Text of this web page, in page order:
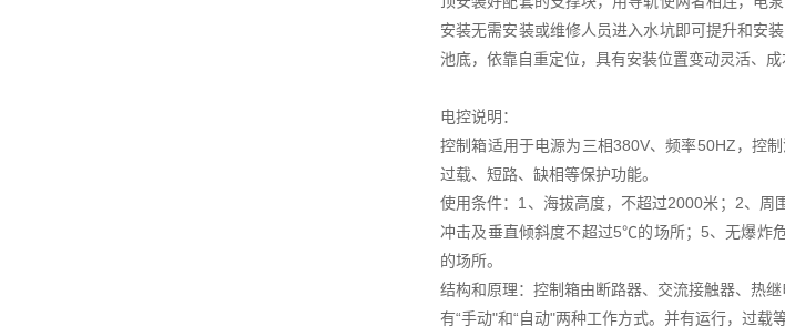
安装无需安装或维修人员进入水坑即可提升和安
池底，依靠自重定位，具有安装位置变动灵活、成
电控说明：
控制箱适用于电源为三相380V、频率50HZ，控
过载、短路、缺相等保护功能。
使用条件：1、海拔高度，不超过2000米；2、
冲击及垂直倾斜度不超过5℃的场所；5、无爆炸
的场所。
结构和原理：控制箱由断路器、交流接触器、热继
有“手动"和“自动"两种工作方式。并有运行，过载